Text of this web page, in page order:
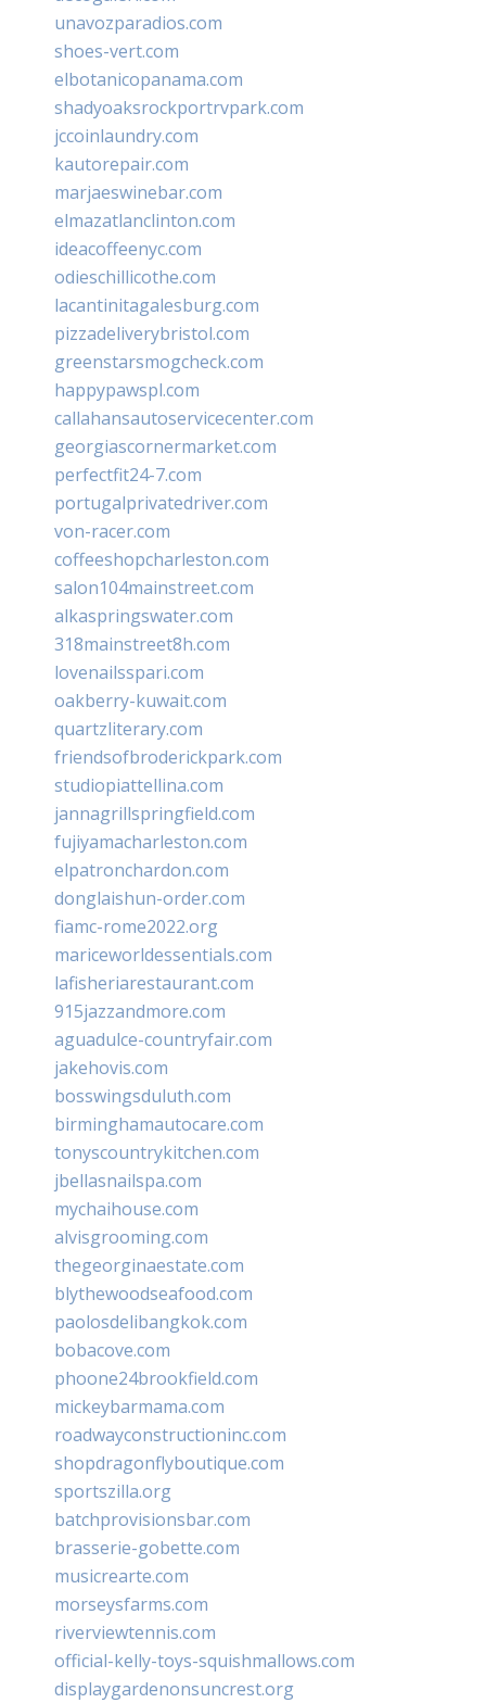
unavozparadios.com
shoes-vert.com
elbotanicopanama.com
shadyoaksrockportrvpark.com
jccoinlaundry.com
kautorepair.com
marjaeswinebar.com
elmazatlanclinton.com
ideacoffeenyc.com
odieschillicothe.com
lacantinitagalesburg.com
pizzadeliverybristol.com
greenstarsmogcheck.com
happypawspl.com
callahansautoservicecenter.com
georgiascornermarket.com
perfectfit24-7.com
portugalprivatedriver.com
von-racer.com
coffeeshopcharleston.com
salon104mainstreet.com
alkaspringswater.com
318mainstreet8h.com
lovenailsspari.com
oakberry-kuwait.com
quartzliterary.com
friendsofbroderickpark.com
studiopiattellina.com
jannagrillspringfield.com
fujiyamacharleston.com
elpatronchardon.com
donglaishun-order.com
fiamc-rome2022.org
mariceworldessentials.com
lafisheriarestaurant.com
915jazzandmore.com
aguadulce-countryfair.com
jakehovis.com
bosswingsduluth.com
birminghamautocare.com
tonyscountrykitchen.com
jbellasnailspa.com
mychaihouse.com
alvisgrooming.com
thegeorginaestate.com
blythewoodseafood.com
paolosdelibangkok.com
bobacove.com
phoone24brookfield.com
mickeybarmama.com
roadwayconstructioninc.com
shopdragonflyboutique.com
sportszilla.org
batchprovisionsbar.com
brasserie-gobette.com
musicrearte.com
morseysfarms.com
riverviewtennis.com
official-kelly-toys-squishmallows.com
displaygardenonsuncrest.org